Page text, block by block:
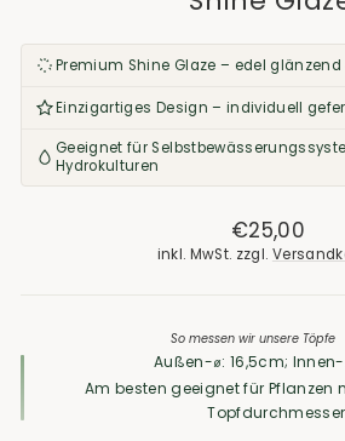
Premium Shine Glaze – edel
Einzigartiges Design – individuell
Geeignet für
Hydrokulturen
Normaler
Preis
€25,00
inkl. MwSt. zzgl.
So messen wir unsere Töpfe
Außen-⌀: 16,5cm;
Am besten geeignet für Pflanzen